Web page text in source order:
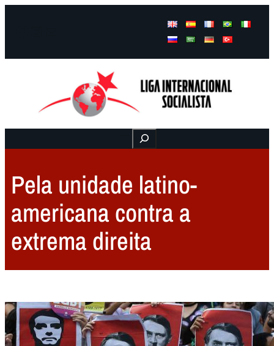
Buscar
Pela unidade latino-
americana contra a
extrema direita